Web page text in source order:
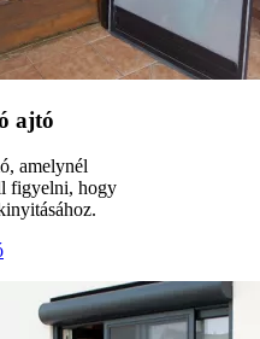
ajtó
amelynél
figyelni, hogy